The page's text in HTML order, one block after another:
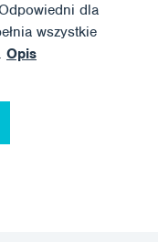
dla
wszystkie
Opis